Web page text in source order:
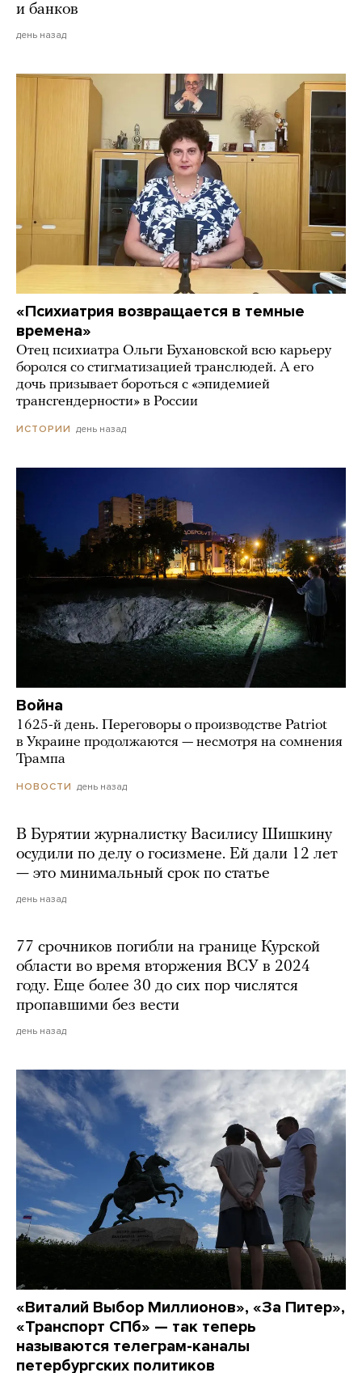
и банков
день назад
«Психиатрия возвращается в темные
времена»
Отец психиатра Ольги Бухановской всю карьеру
боролся со стигматизацией транслюдей. А его
дочь призывает бороться с «эпидемией
трансгендерности» в России
ИСТОРИИ день назад
Война
1625-й день. Переговоры о производстве Patriot
в Украине продолжаются — несмотря на сомнения
Трампа
НОВОСТИ день назад
В Бурятии журналистку Василису Шишкину
осудили по делу о госизмене. Ей дали 12 лет
— это минимальный срок по статье
день назад
77 срочников погибли на границе Курской
области во время вторжения ВСУ в 2024
году. Еще более 30 до сих пор числятся
пропавшими без вести
день назад
«Виталий Выбор Миллионов», «За Питер»,
«Транспорт СПб» — так теперь
называются телеграм-каналы
петербургских политиков